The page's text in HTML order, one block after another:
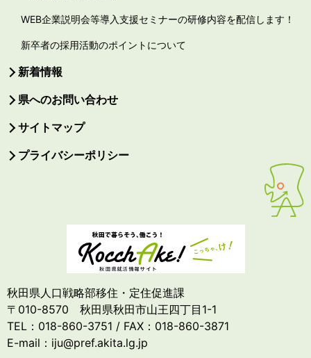
WEB企業説明会等導入支援セミナーの研修内容を配信します！
新卒者の採用活動のポイントについて
新着情報
県へのお問い合わせ
サイトマップ
プライバシーポリシー
秋田県人口戦略部移住・定住促進課
〒010-8570 秋田県秋田市山王四丁目1-1
TEL：018-860-3751 / FAX：018-860-3871
E-mail：iju@pref.akita.lg.jp